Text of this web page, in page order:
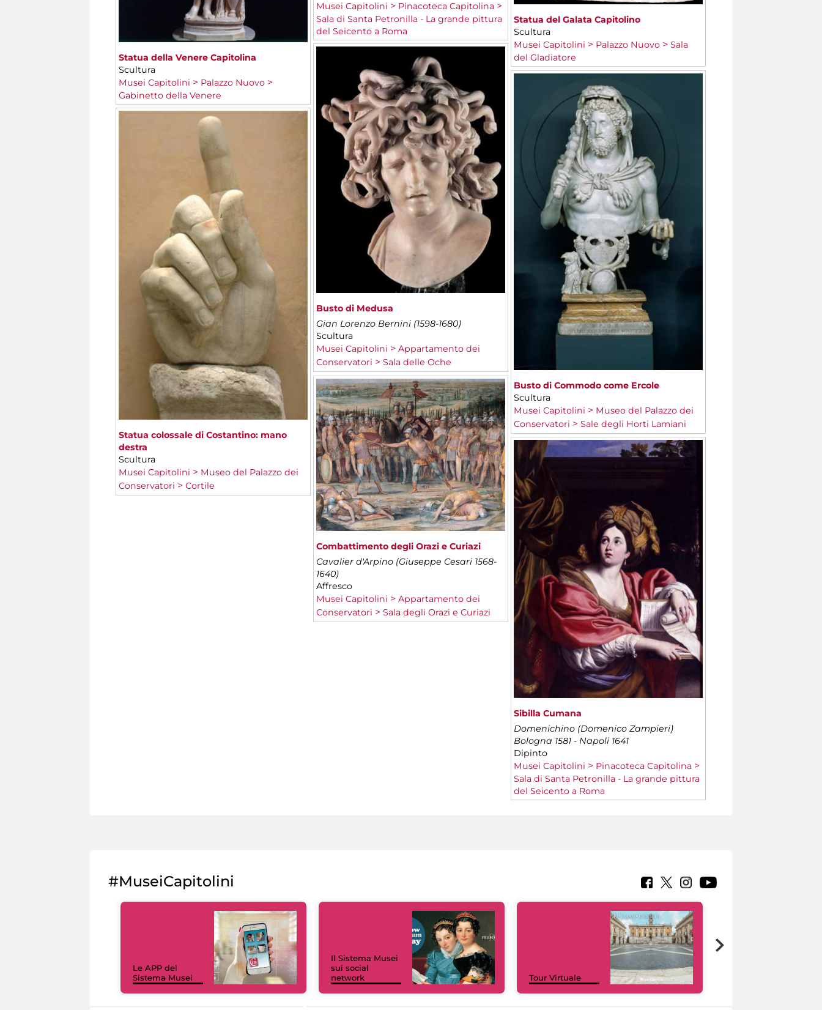
Musei Capitolini
Pinacoteca Capitolina
Sala di Santa Petronilla - La grande pittura
del Seicento a Roma
Statua della Venere Capitolina
Scultura
Musei Capitolini
Palazzo Nuovo
Gabinetto della Venere
Statua del Galata Capitolino
Scultura
Musei Capitolini
Palazzo Nuovo
Sala
del Gladiatore
Busto di Medusa
Gian Lorenzo Bernini (1598-1680)
Scultura
Musei Capitolini
Appartamento dei
Conservatori
Sala delle Oche
Busto di Commodo come Ercole
Scultura
Musei Capitolini
Museo del Palazzo dei
Conservatori
Sale degli Horti Lamiani
Statua colossale di Costantino: mano
destra
Scultura
Musei Capitolini
Museo del Palazzo dei
Conservatori
Cortile
Combattimento degli Orazi e Curiazi
Cavalier d'Arpino (Giuseppe Cesari 1568-
1640)
Affresco
Musei Capitolini
Appartamento dei
Conservatori
Sala degli Orazi e Curiazi
Sibilla Cumana
Domenichino (Domenico Zampieri)
Bologna 1581 - Napoli 1641
Dipinto
Musei Capitolini
Pinacoteca Capitolina
Sala di Santa Petronilla - La grande pittura
del Seicento a Roma
#MuseiCapitolini
Le APP del
Sistema Musei
Il Sistema Musei
sui social
network
Tour Virtuale